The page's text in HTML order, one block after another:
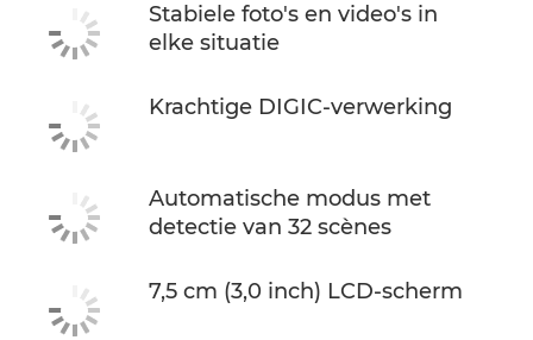
Stabiele foto's en video's in
elke situatie
Krachtige DIGIC-verwerking
Automatische modus met
detectie van 32 scènes
7,5 cm (3,0 inch) LCD-scherm